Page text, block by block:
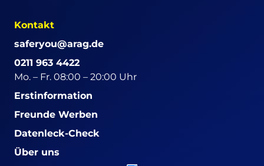
Kontakt
saferyou@arag.de
0211 963 4422
Mo. – Fr. 08:00 – 20:00 Uhr
Erstinformation
Freunde Werben
Datenleck-Check
Über uns